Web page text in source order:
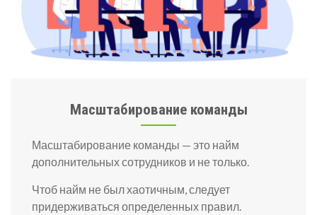
Масштабирование команды
Масштабирование команды — это найм
дополнительных сотрудников и не только.
Чтоб найм не был хаотичным, следует
придерживаться определенных правил.